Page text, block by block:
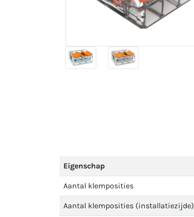
Eigenschap
Aantal klemposities
Aantal klemposities (installatiezijde)